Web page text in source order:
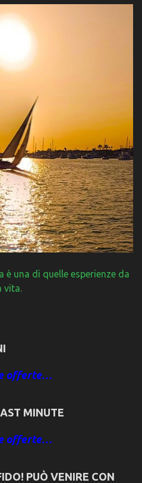
è una di quelle esperienze da
vita.
offerte…
MINUTE
offerte…
PUÒ VENIRE CON